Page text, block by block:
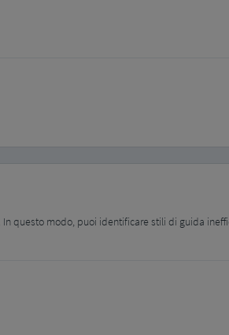
In questo modo, puoi identificare stili di guida